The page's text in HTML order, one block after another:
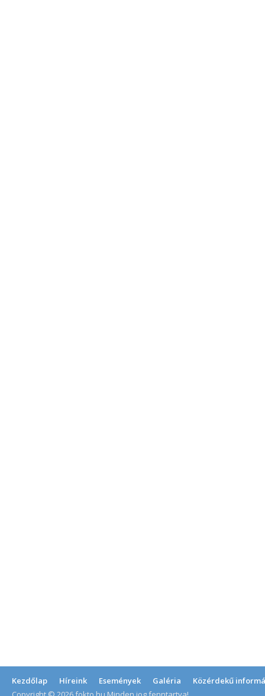
Kezdőlap Híreink Események Galéria
Közérdekű